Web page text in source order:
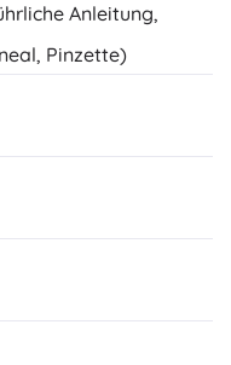
Anleitung,
Pinzette)